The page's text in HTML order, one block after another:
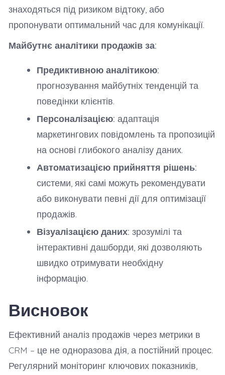
знаходяться під ризиком відтоку, або
пропонувати оптимальний час для комунікації.
Майбутнє аналітики продажів за:
Предиктивною аналітикою:
прогнозування майбутніх тенденцій та
поведінки клієнтів.
Персоналізацією: адаптація
маркетингових повідомлень та пропозицій
на основі глибокого аналізу даних.
Автоматизацією прийняття рішень:
системи, які самі можуть рекомендувати
або виконувати певні дії для оптимізації
продажів.
Візуалізацією даних: зрозумілі та
інтерактивні дашборди, які дозволяють
швидко отримувати необхідну
інформацію.
Висновок
Ефективний аналіз продажів через метрики в
CRM – це не одноразова дія, а постійний процес.
Регулярний моніторинг ключових показників,